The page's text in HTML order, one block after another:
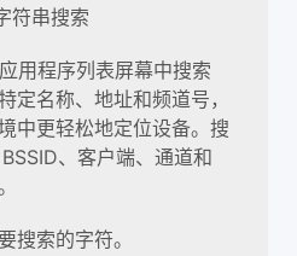
符串搜索
用程序列表屏幕中搜索
定名称、地址和频道号，
中更轻松地定位设备。搜
、客户端、通道和
搜索的字符。